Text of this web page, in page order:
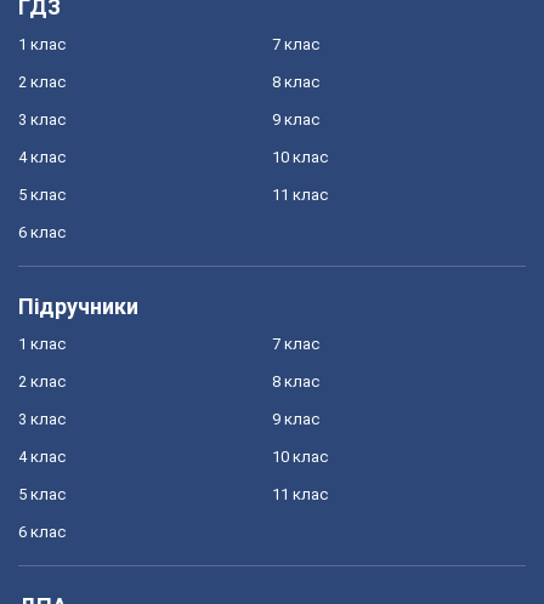
ГДЗ
1 клас
2 клас
3 клас
4 клас
5 клас
6 клас
7 клас
8 клас
9 клас
10 клас
11 клас
Підручники
1 клас
2 клас
3 клас
4 клас
5 клас
6 клас
7 клас
8 клас
9 клас
10 клас
11 клас